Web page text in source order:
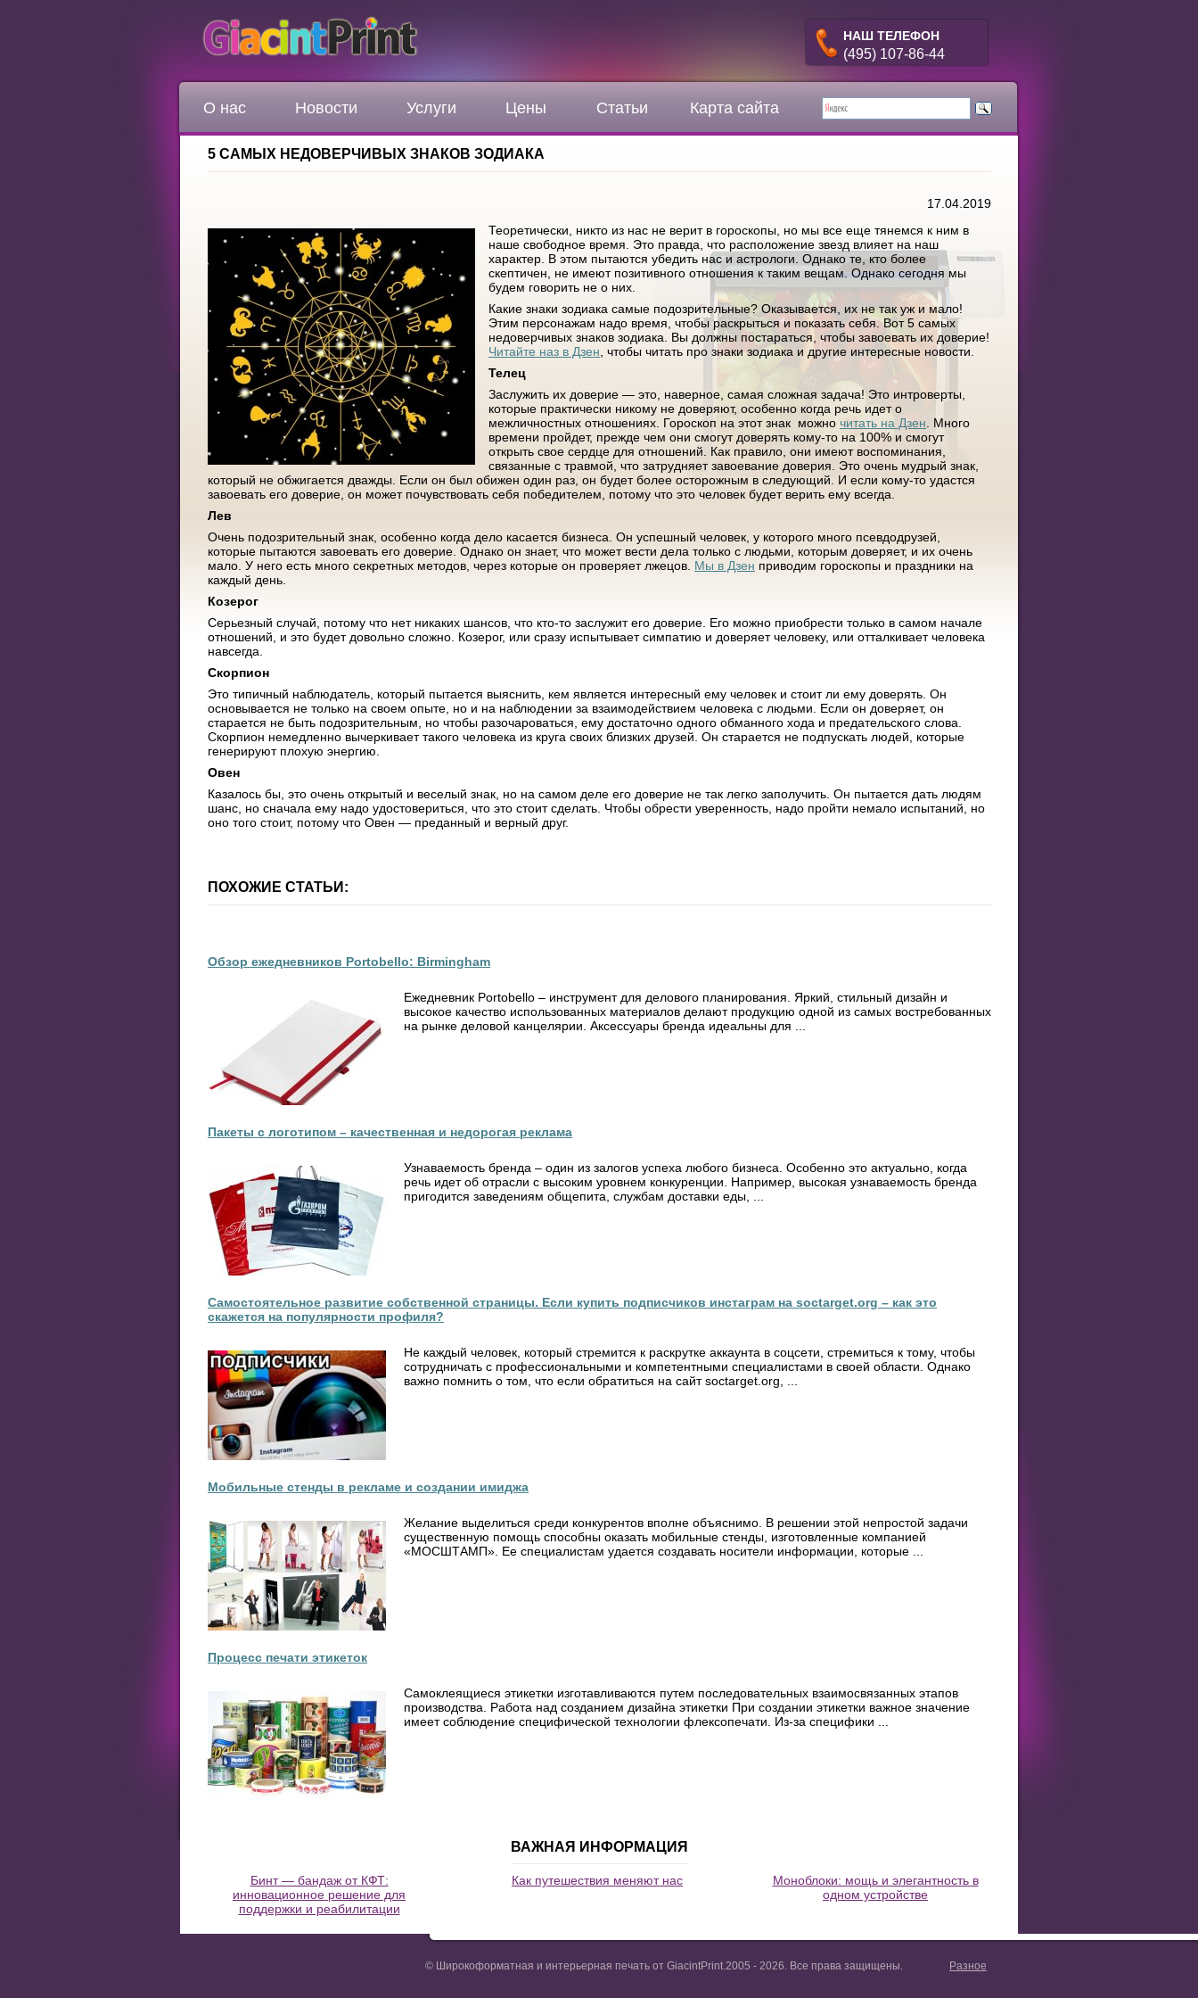
НАШ ТЕЛЕФОН
(495) 107-86-44
О нас Новости Услуги Цены Статьи Карта сайта
5 САМЫХ НЕДОВЕРЧИВЫХ ЗНАКОВ ЗОДИАКА
17.04.2019
Теоретически, никто из нас не верит в гороскопы, но мы все еще тянемся к ним в
наше свободное время. Это правда, что расположение звезд влияет на наш
характер. В этом пытаются убедить нас и астрологи. Однако те, кто более
скептичен, не имеют позитивного отношения к таким вещам. Однако сегодня мы
будем говорить не о них.
Какие знаки зодиака самые подозрительные? Оказывается, их не так уж и мало!
Этим персонажам надо время, чтобы раскрыться и показать себя. Вот 5 самых
недоверчивых знаков зодиака. Вы должны постараться, чтобы завоевать их доверие!
Читайте наз в Дзен , чтобы читать про знаки зодиака и другие интересные новости.
Телец
Заслужить их доверие — это, наверное, самая сложная задача! Это интроверты,
которые практически никому не доверяют, особенно когда речь идет о
межличностных отношениях. Гороскоп на этот знак можно читать на Дзен . Много
времени пройдет, прежде чем они смогут доверять кому-то на 100% и смогут
открыть свое сердце для отношений. Как правило, они имеют воспоминания,
связанные с травмой, что затрудняет завоевание доверия. Это очень мудрый знак,
который не обжигается дважды. Если он был обижен один раз, он будет более осторожным в следующий. И если кому-то удастся
завоевать его доверие, он может почувствовать себя победителем, потому что это человек будет верить ему всегда.
Лев
Очень подозрительный знак, особенно когда дело касается бизнеса. Он успешный человек, у которого много псевдодрузей,
которые пытаются завоевать его доверие. Однако он знает, что может вести дела только с людьми, которым доверяет, и их очень
мало. У него есть много секретных методов, через которые он проверяет лжецов. Мы в Дзен приводим гороскопы и праздники на
каждый день.
Козерог
Серьезный случай, потому что нет никаких шансов, что кто-то заслужит его доверие. Его можно приобрести только в самом начале
отношений, и это будет довольно сложно. Козерог, или сразу испытывает симпатию и доверяет человеку, или отталкивает человека
навсегда.
Скорпион
Это типичный наблюдатель, который пытается выяснить, кем является интересный ему человек и стоит ли ему доверять. Он
основывается не только на своем опыте, но и на наблюдении за взаимодействием человека с людьми. Если он доверяет, он
старается не быть подозрительным, но чтобы разочароваться, ему достаточно одного обманного хода и предательского слова.
Скорпион немедленно вычеркивает такого человека из круга своих близких друзей. Он старается не подпускать людей, которые
генерируют плохую энергию.
Овен
Казалось бы, это очень открытый и веселый знак, но на самом деле его доверие не так легко заполучить. Он пытается дать людям
шанс, но сначала ему надо удостовериться, что это стоит сделать. Чтобы обрести уверенность, надо пройти немало испытаний, но
оно того стоит, потому что Овен — преданный и верный друг.
ПОХОЖИЕ СТАТЬИ:
Обзор ежедневников Portobello: Birmingham
Ежедневник Portobello – инструмент для делового планирования. Яркий, стильный дизайн и
высокое качество использованных материалов делают продукцию одной из самых востребованных
на рынке деловой канцелярии. Аксессуары бренда идеальны для ...
Пакеты с логотипом – качественная и недорогая реклама
Узнаваемость бренда – один из залогов успеха любого бизнеса. Особенно это актуально, когда
речь идет об отрасли с высоким уровнем конкуренции. Например, высокая узнаваемость бренда
пригодится заведениям общепита, службам доставки еды, ...
Самостоятельное развитие собственной страницы. Если купить подписчиков инстаграм на soctarget.org – как это
скажется на популярности профиля?
Не каждый человек, который стремится к раскрутке аккаунта в соцсети, стремиться к тому, чтобы
сотрудничать с профессиональными и компетентными специалистами в своей области. Однако
важно помнить о том, что если обратиться на сайт soctarget.org, ...
Мобильные стенды в рекламе и создании имиджа
Желание выделиться среди конкурентов вполне объяснимо. В решении этой непростой задачи
существенную помощь способны оказать мобильные стенды, изготовленные компанией
«МОСШТАМП». Ее специалистам удается создавать носители информации, которые ...
Процесс печати этикеток
Самоклеящиеся этикетки изготавливаются путем последовательных взаимосвязанных этапов
производства. Работа над созданием дизайна этикетки При создании этикетки важное значение
имеет соблюдение специфической технологии флексопечати. Из-за специфики ...
ВАЖНАЯ ИНФОРМАЦИЯ
Бинт — бандаж от КФТ:
инновационное решение для
поддержки и реабилитации
Как путешествия меняют нас
Моноблоки: мощь и элегантность в
одном устройстве
© Широкоформатная и интерьерная печать от GiacintPrint.2005 - 2026. Все права защищены. Разное